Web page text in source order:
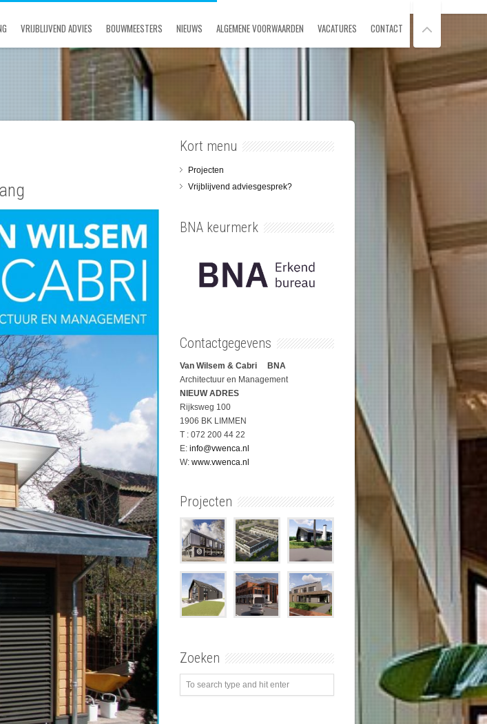
VRIJBLIJVEND ADVIES BOUWMEESTERS NIEUWS ALGEMENE VOORWAARDEN VACATURES CONTACT
Kort menu
Projecten
Vrijblijvend adviesgesprek?
BNA keurmerk
Contactgegevens
Van Wilsem & Cabri BNA
Architectuur en Management
NIEUW ADRES
Rijksweg 100
1906 BK LIMMEN
T : 072 200 44 22
E:info@vwenca.nl
W:www.vwenca.nl
Projecten
Zoeken